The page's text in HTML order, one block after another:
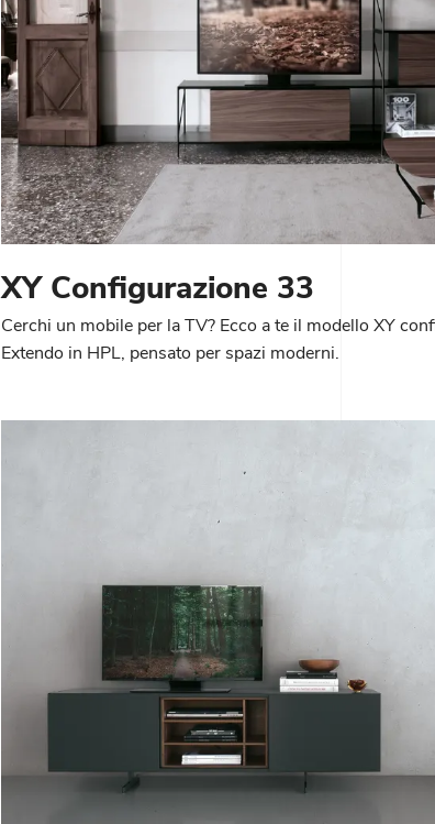
XY Configurazione 33
Cerchi un mobile per la TV? Ecco a te il modello XY
Extendo in HPL, pensato per spazi moderni.